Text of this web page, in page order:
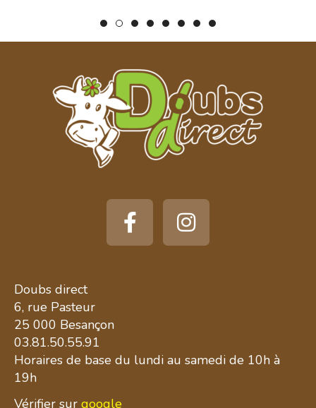
Doubs direct
6, rue Pasteur
25 000 Besançon
03.81.50.55.91
Horaires de base du lundi au samedi de 10h à
19h
Vérifier sur google